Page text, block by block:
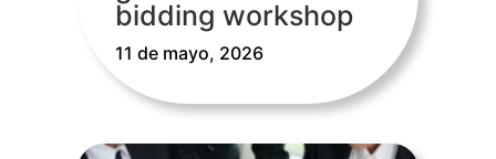
bidding workshop
11 de mayo, 2026